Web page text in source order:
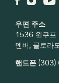
우편 주소
1536 윈쿠프
덴버, 콜로라
핸드폰 (303)